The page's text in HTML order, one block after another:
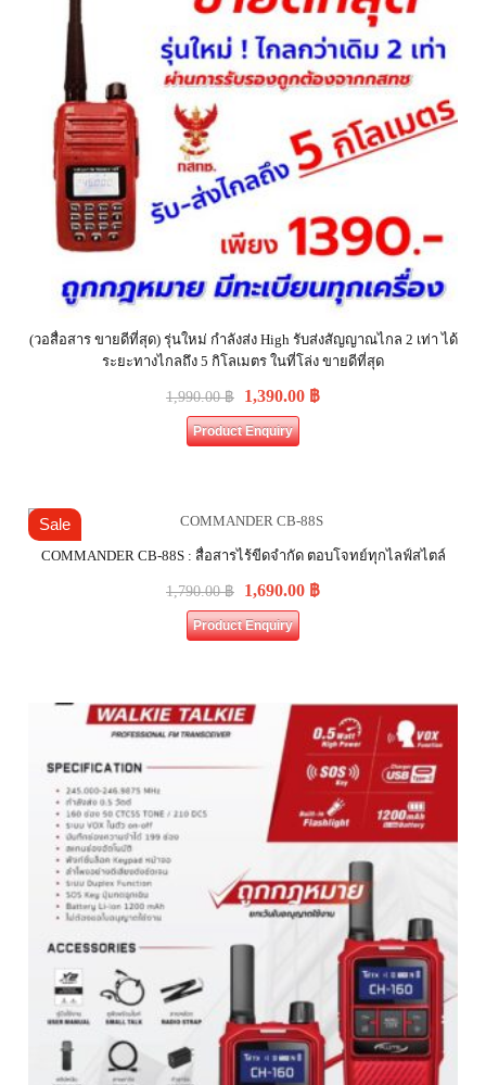
(วอสื่อสาร ขายดีที่สุด) รุ่นใหม่ กำลังส่ง High รับส่งสัญญาณไกล 2 เท่า ได้
ระยะทางไกลถึง 5 กิโลเมตร ในที่โล่ง ขายดีที่สุด
1,990.00฿ 1,390.00 ฿
Product Enquiry
Sale
COMMANDER CB-88S : สื่อสารไร้ขีดจำกัด ตอบโจทย์ทุกไลฟ์สไตล์
1,790.00฿ 1,690.00 ฿
Product Enquiry